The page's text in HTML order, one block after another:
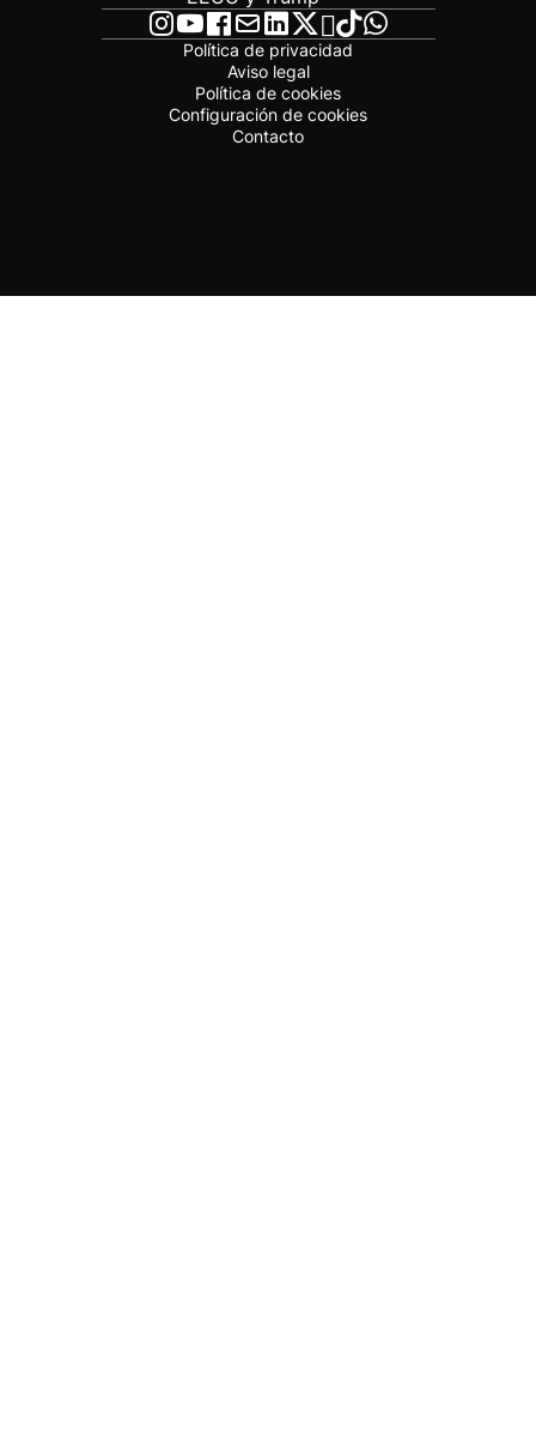
Política de privacidad
Aviso legal
Política de cookies
Configuración de cookies
Contacto